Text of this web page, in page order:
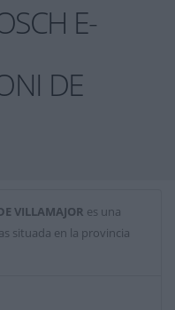
E-
DE
VILLAMAJOR es una
situada en la provincia